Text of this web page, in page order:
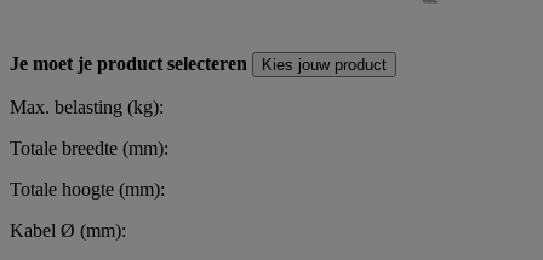
Je moet je product selecteren Kies jouw product
Max. belasting (kg):
Totale breedte (mm):
Totale hoogte (mm):
Kabel Ø (mm):